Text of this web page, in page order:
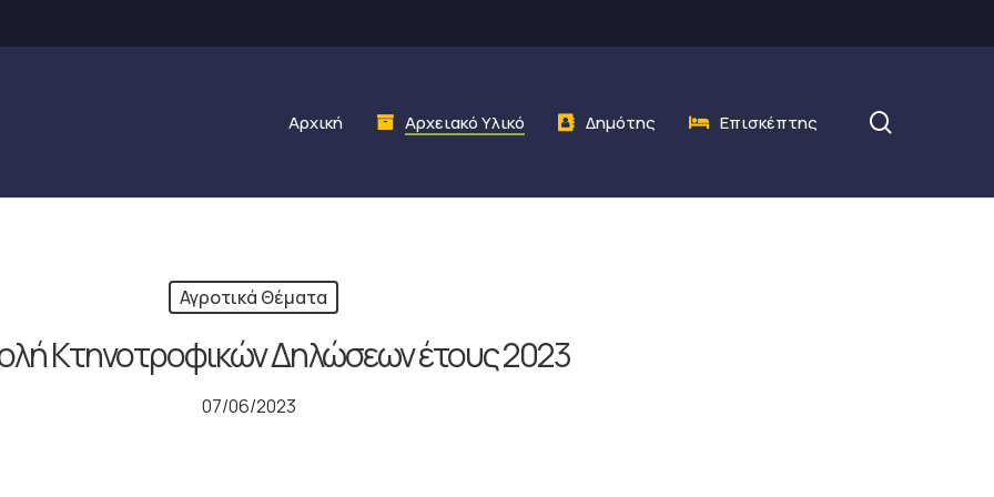
Αρχική Αρχειακό Υλικό Δημότης Επισκέπτης
Αγροτικά Θέματα
Κτηνοτροφικών Δηλώσεων έτους 2023
07/06/2023